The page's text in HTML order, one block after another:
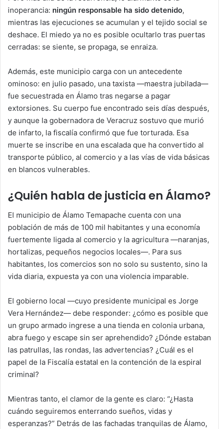
inoperancia: ningún responsable ha sido detenido,
mientras las ejecuciones se acumulan y el tejido social se
deshace. El miedo ya no es posible ocultarlo tras puertas
cerradas: se siente, se propaga, se enraiza.
Además, este municipio carga con un antecedente
ominoso: en julio pasado, una taxista —maestra jubilada—
fue secuestrada en Álamo tras negarse a pagar
extorsiones. Su cuerpo fue encontrado seis días después,
y aunque la gobernadora de Veracruz sostuvo que murió
de infarto, la fiscalía confirmó que fue torturada. Esa
muerte se inscribe en una escalada que ha convertido al
transporte público, al comercio y a las vías de vida básicas
en blancos vulnerables.
¿Quién habla de justicia en Álamo?
El municipio de Álamo Temapache cuenta con una
población de más de 100 mil habitantes y una economía
fuertemente ligada al comercio y la agricultura —naranjas,
hortalizas, pequeños negocios locales—. Para sus
habitantes, los comercios son no solo su sustento, sino la
vida diaria, expuesta ya con una violencia imparable.
El gobierno local —cuyo presidente municipal es Jorge
Vera Hernández— debe responder: ¿cómo es posible que
un grupo armado ingrese a una tienda en colonia urbana,
abra fuego y escape sin ser aprehendido? ¿Dónde estaban
las patrullas, las rondas, las advertencias? ¿Cuál es el
papel de la Fiscalía estatal en la contención de la espiral
criminal?
Mientras tanto, el clamor de la gente es claro: “¿Hasta
cuándo seguiremos enterrando sueños, vidas y
esperanzas?” Detrás de las fachadas tranquilas de Álamo,